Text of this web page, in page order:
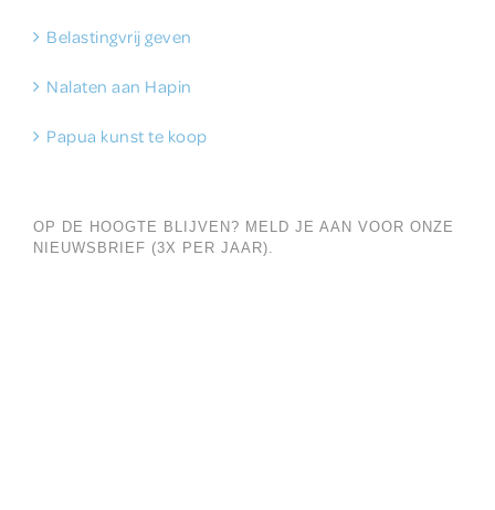
Belastingvrij geven
Nalaten aan Hapin
Papua kunst te koop
OP DE HOOGTE BLIJVEN? MELD JE AAN VOOR ONZE
NIEUWSBRIEF (3X PER JAAR).